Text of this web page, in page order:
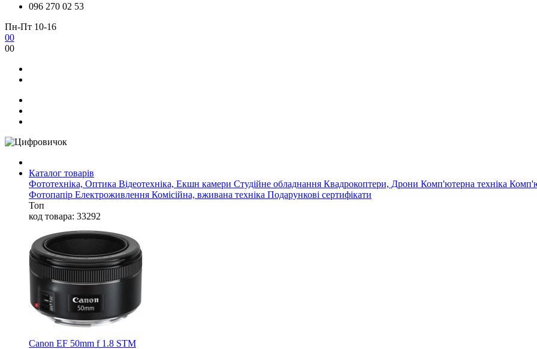
096 270 02 53
Пн-Пт 10-16
00
00
Каталог товарів
Фототехніка, Оптика Відеотехніка, Екшн камери Студійне обладнання Квадрокоптери, Дрони Комп'ютерна техніка
Фотопапір Електроживлення Комісійна, вживана техніка Подарункові сертифікати
Топ
код товара: 33292
Canon EF 50mm f 1.8 STM